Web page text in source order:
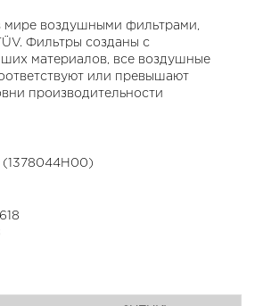
мире воздушными фильтрами,
Фильтры созданы с
материалов, все воздушные
или превышают
производительности
(1378044H00)